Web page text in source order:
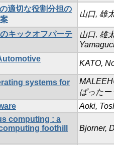
適切な役割分担の
山口, 雄
キックオフパーテ
山口, 雄
KATO,
systems for
ぱったー
Aoki,
computing : a
foothill
Bjorner,